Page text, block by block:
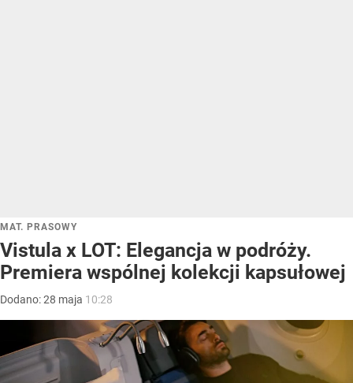
MAT. PRASOWY
Vistula x LOT: Elegancja w podróży.
Premiera wspólnej kolekcji kapsułowej
Dodano:28 maja 10:28